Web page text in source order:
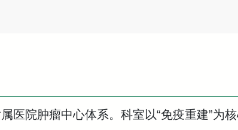
医院肿瘤中心体系。科室以“免疫重建”为